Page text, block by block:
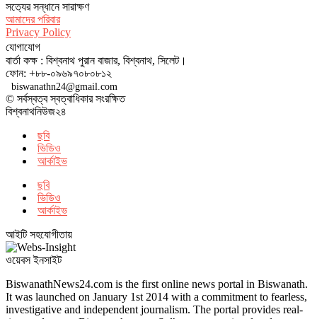
সত‌্যের সন্ধানে সারাক্ষণ
আমাদের পরিবার
Privacy Policy
যোগাযোগ
বার্তা কক্ষ : বিশ্বনাথ পুরান বাজার, বিশ্বনাথ, সিলেট।
ফোন: +৮৮-০৯৬৯৭০৮০৮১২
biswanathn24@gmail.com
© সর্বস্বত্ব স্বত্বাধিকার সংরক্ষিত
বিশ্বনাথনিউজ২৪
ছবি
ভিডিও
আর্কাইভ
ছবি
ভিডিও
আর্কাইভ
আইটি সহযোগীতায়
ওয়েবস ইনসাইট
BiswanathNews24.com is the first online news portal in Biswanath.
It was launched on January 1st 2014 with a commitment to fearless,
investigative and independent journalism. The portal provides real-